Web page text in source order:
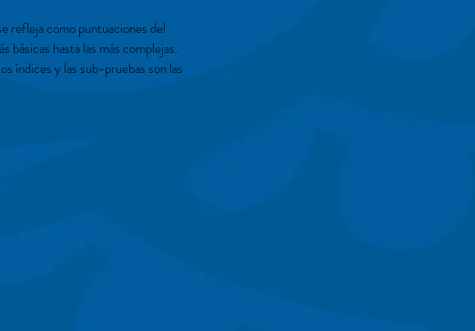
refleja como puntuaciones del
básicas hasta las más complejas.
índices y las sub-pruebas son las